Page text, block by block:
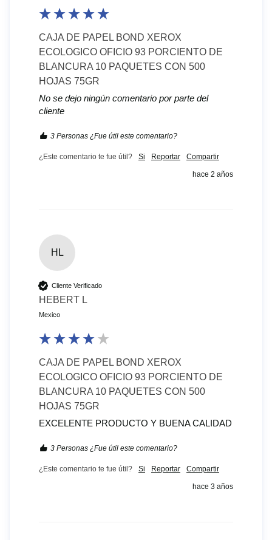
CAJA DE PAPEL BOND XEROX
ECOLOGICO OFICIO 93 PORCIENTO DE
BLANCURA 10 PAQUETES CON 500
HOJAS 75GR
No se dejo ningún comentario por parte del
cliente
3 Personas ¿Fue útil este comentario?
¿Este comentario te fue útil? Si Reportar Compartir
hace 2 años
HL
Cliente Verificado
HEBERT L
Mexico
CAJA DE PAPEL BOND XEROX
ECOLOGICO OFICIO 93 PORCIENTO DE
BLANCURA 10 PAQUETES CON 500
HOJAS 75GR
EXCELENTE PRODUCTO Y BUENA CALIDAD
3 Personas ¿Fue útil este comentario?
¿Este comentario te fue útil? Si Reportar Compartir
hace 3 años